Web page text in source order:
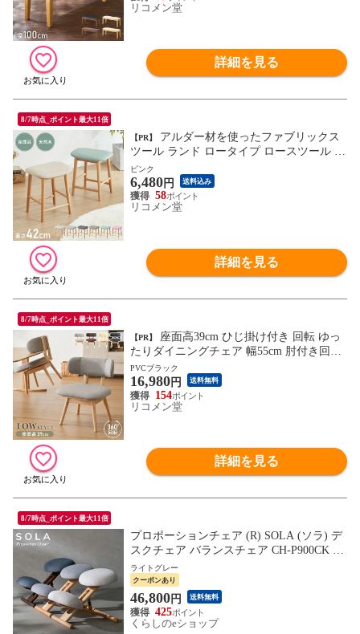
リコメン堂
詳細を見る
8/7時点_ポイント最大11倍
【PR】
ツール ランド ロータイプ ロースツール ア
ルダー材 天然木 無垢材 ウッドスツール キ
ッチンスツール おしゃれ 北欧 木製椅子 カ
ウンタースツール【送料無料】
ピンク
6,480円 送料込み
58
リコメン堂
詳細を見る
8/7時点_ポイント最大11倍
【PR】
たりダイニングチェア 幅55cm 肘付き回転
ダイニングチェア お掃除ロボット対応 ロ
ータイプ 天然木 ルンバブル ダイニング チ
ェア パーソナルチェア 椅子 いす イス【送
料無料】
PVCブラック
16,980円 送料無料
154
リコメン堂
詳細を見る
8/7時点_ポイント最大11倍
プロポーションチェア (R) SOLA (ソラ) デ
スクチェア バランスチェア CH-P900CK 幅
48 奥行62-80 高さ46-67cm 高さ調節 ダイニ
ングチェア パソコンチェア 姿勢矯正 おし
ゃれ 子供 子ども キッズ プレゼント ギフ
ト 贈り物 宮武製作所 【送料無料】
ライトグレー
クーポンあり
46,800円 送料無料
425
くらしのeショップ